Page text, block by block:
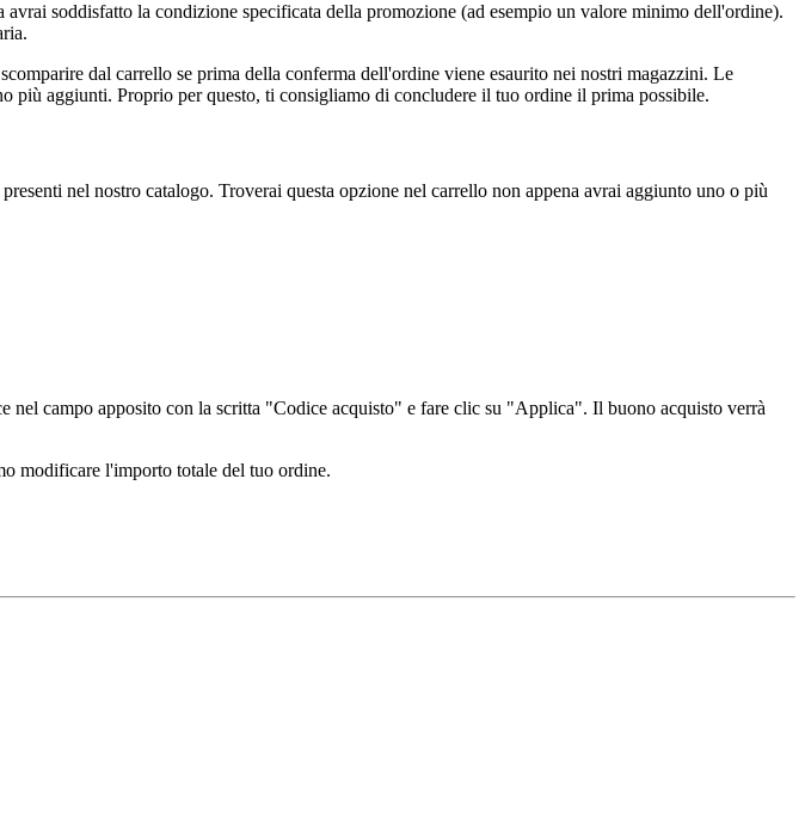
soddisfatto la condizione specificata della promozione (ad esempio un valore minimo dell'ordine).
dal carrello se prima della conferma dell'ordine viene esaurito nei nostri magazzini. Le
più aggiunti. Proprio per questo, ti consigliamo di concludere il tuo ordine il prima possibile.
nel nostro catalogo. Troverai questa opzione nel carrello non appena avrai aggiunto uno o più
campo apposito con la scritta "Codice acquisto" e fare clic su "Applica". Il buono acquisto verrà
modificare l'importo totale del tuo ordine.